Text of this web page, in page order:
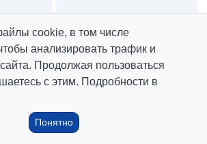
cookie, в том числе
анализировать трафик и
Продолжая пользоваться
с этим. Подробности в
Понятно